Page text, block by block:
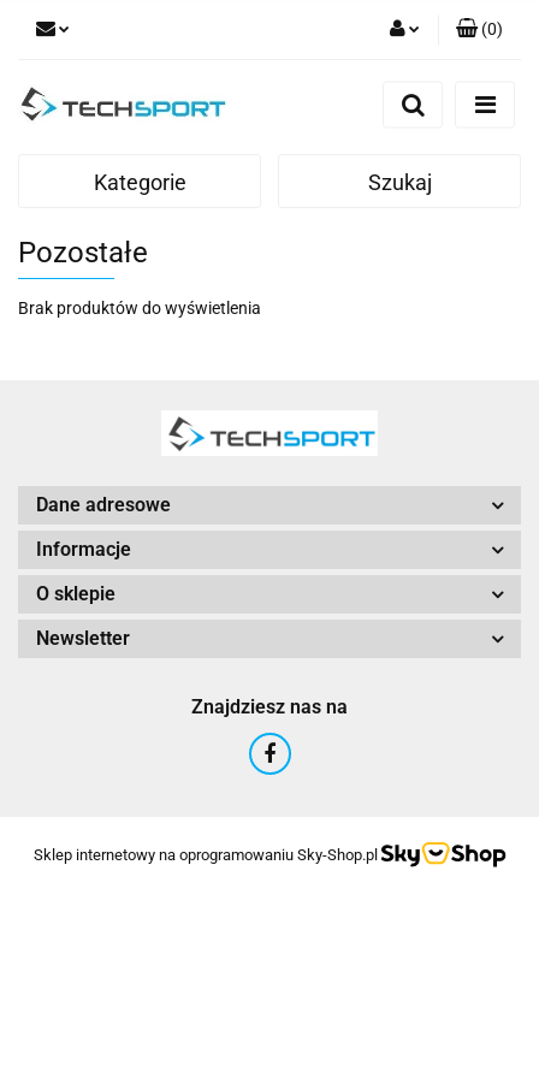
Zaloguj się
(0)
Kategorie Szukaj
Pozostałe
Brak produktów do wyświetlenia
Dane adresowe
Informacje
O sklepie
Newsletter
Znajdziesz nas na
Sklep internetowy na oprogramowaniu Sky-Shop.pl